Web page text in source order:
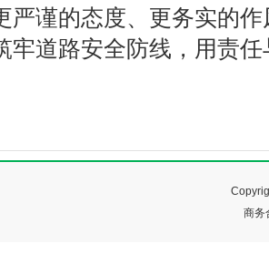
严谨的态度、更务实的
牢道路安全防线，用责
商